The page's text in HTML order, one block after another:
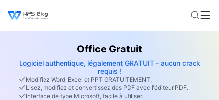
Office Gratuit
Logiciel authentique, légalement GRATUIT - aucun crack
requis !
Modifiez Word, Excel et PPT GRATUITEMENT.
Lisez, modifiez et convertissez des PDF avec l'éditeur PDF.
Interface de type Microsoft, facile à utiliser.